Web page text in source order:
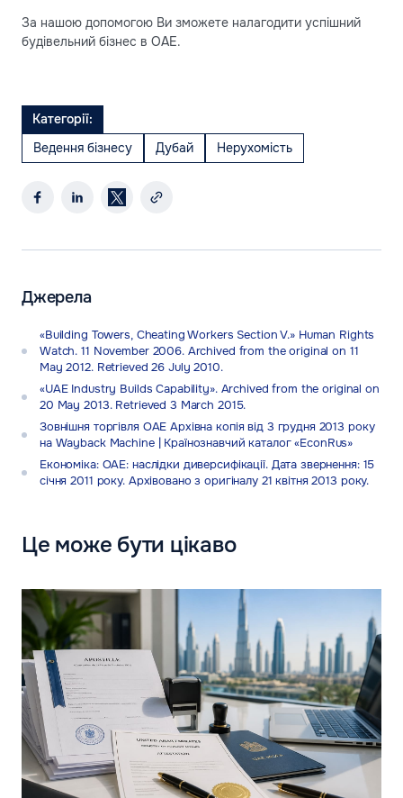
За нашою допомогою Ви зможете налагодити успішний
будівельний бізнес в ОАЕ.
Категорії:
Ведення бізнесу
Дубай Нерухомість
Джерела
«Building Towers, Cheating Workers Section V.» Human Rights
Watch. 11 November 2006. Archived from the original on 11
May 2012. Retrieved 26 July 2010.
«UAE Industry Builds Capability». Archived from the original on
20 May 2013. Retrieved 3 March 2015.
Зовнішня торгівля ОАЕ Архівна копія від 3 грудня 2013 року
на Wayback Machine | Країнознавчий каталог «EconRus»
Економіка: ОАЕ: наслідки диверсифікації. Дата звернення: 15
січня 2011 року. Архівовано з оригіналу 21 квітня 2013 року.
Це може бути цікаво